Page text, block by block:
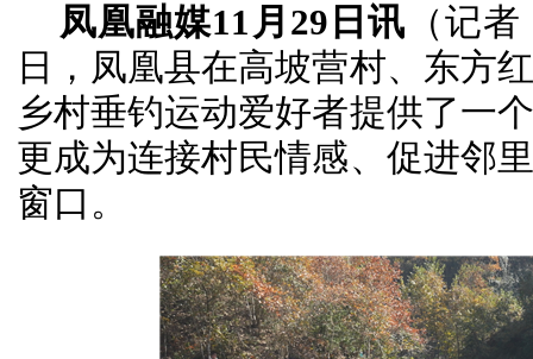
凤凰融媒11月29日讯 （记
日，凤凰县在高坡营村、东方
乡村垂钓运动爱好者提供了一
更成为连接村民情感、促进邻
窗口。